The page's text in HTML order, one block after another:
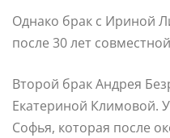
Однако брак с Ириной
после 30 лет
Второй брак Андрея
Екатериной Климовой.
Софья, которая после